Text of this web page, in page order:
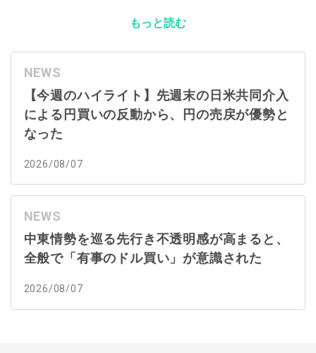
もっと読む
NEWS
【今週のハイライト】先週末の日米共同介入
による円買いの反動から、円の売戻が優勢と
なった
2026/08/07
NEWS
中東情勢を巡る先行き不透明感が高まると、
全般で「有事のドル買い」が意識された
2026/08/07